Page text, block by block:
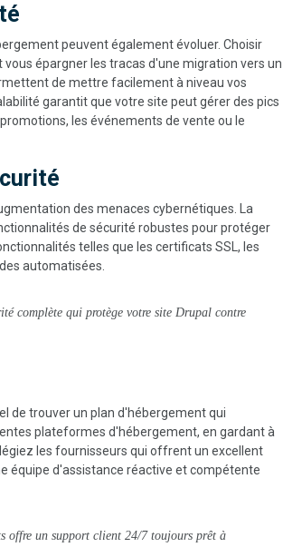
peuvent également évoluer. Choisir
épargner les tracas d'une migration vers un
de mettre facilement à niveau vos
garantit que votre site peut gérer des pics
les événements de vente ou le
des menaces cybernétiques. La
de sécurité robustes pour protéger
telles que les certificats SSL, les
automatisées.
complète qui protège votre site Drupal contre
de trouver un plan d'hébergement qui
plateformes d'hébergement, en gardant à
les fournisseurs qui offrent un excellent
équipe d'assistance réactive et compétente
offre un support client 24/7 toujours prêt à